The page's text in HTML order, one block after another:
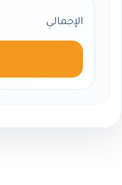
الإجمالي